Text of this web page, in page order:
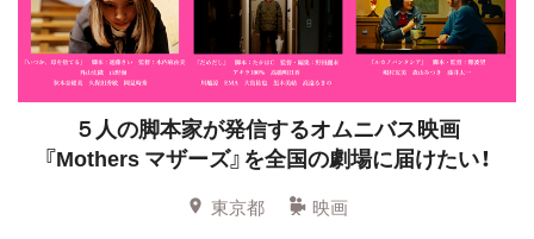
５人の脚本家が発信するオムニバス映画
『Mothers マザーズ』を全国の劇場に届けたい！
東京都
映画